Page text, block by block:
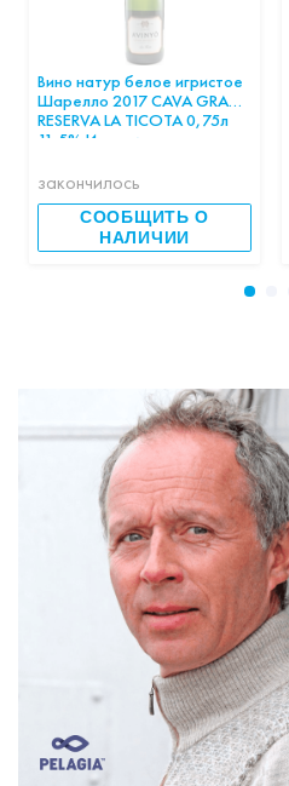
Вино натур белое игристое
Шарелло 2017 CAVA GRAN
RESERVA LA TICOTA 0,75л
11,5% Испания шт
закончилось
СООБЩИТЬ О
НАЛИЧИИ